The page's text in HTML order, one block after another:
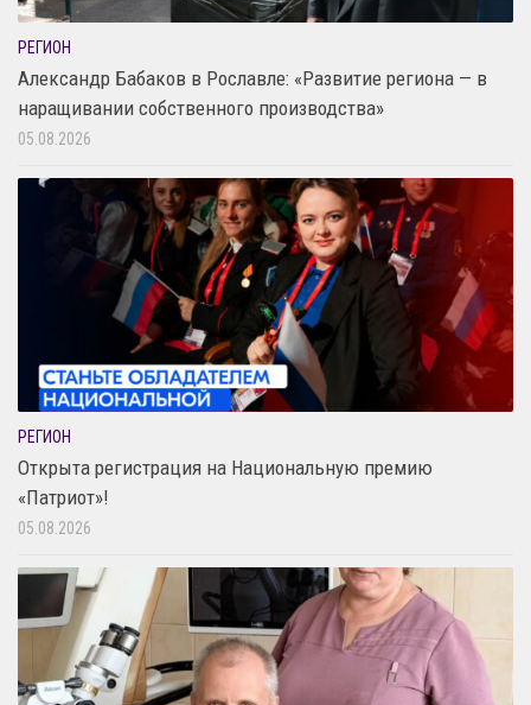
РЕГИОН
Александр Бабаков в Рославле: «Развитие региона — в
наращивании собственного производства»
05.08.2026
РЕГИОН
Открыта регистрация на Национальную премию
«Патриот»!
05.08.2026